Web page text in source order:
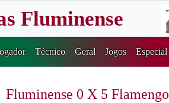
Fluminense
Técnico Geral Jogos Especial
Fluminense 0 X 5 Flamengo